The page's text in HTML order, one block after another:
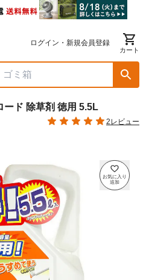
ログイン・新規会員登録
カート
ード 除草剤 徳用 5.5L
2レビュー